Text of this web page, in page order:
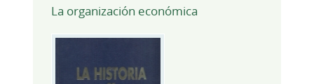
La organización económica